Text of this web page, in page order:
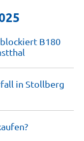
B180
in Stollberg